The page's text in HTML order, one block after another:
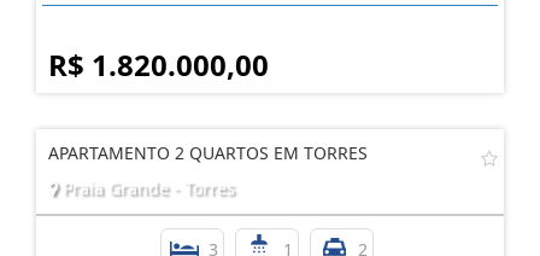
R$ 1.820.000,00
APARTAMENTO 2 QUARTOS EM TORRES
Praia Grande - Torres
3 1 2